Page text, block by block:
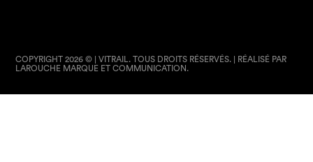
COPYRIGHT 2026 © | VITRAIL. TOUS DROITS RÉSERVÉS. | RÉALISÉ PAR
LAROUCHE MARQUE ET COMMUNICATION.